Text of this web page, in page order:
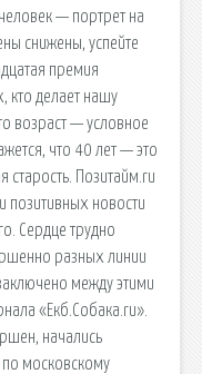
— портрет на
снижены, успейте
премия
кто делает нашу
возраст — условное
что 40 лет — это
старость. Позитайм.ru
позитивных новости
Сердце трудно
разных линии
между этими
«Екб.Собака.ru».
начались
московскому